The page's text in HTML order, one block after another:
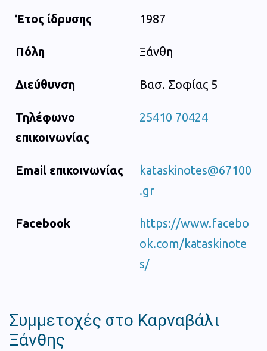
Έτος ίδρυσης 1987
Πόλη Ξάνθη
Διεύθυνση Βασ. Σοφίας 5
Τηλέφωνο
επικοινωνίας
25410 70424
Email επικοινωνίας
kataskinotes@67100
.gr
Facebook
https://www.facebo
ok.com/kataskinote
s/
Συμμετοχές στο Καρναβάλι
Ξάνθης